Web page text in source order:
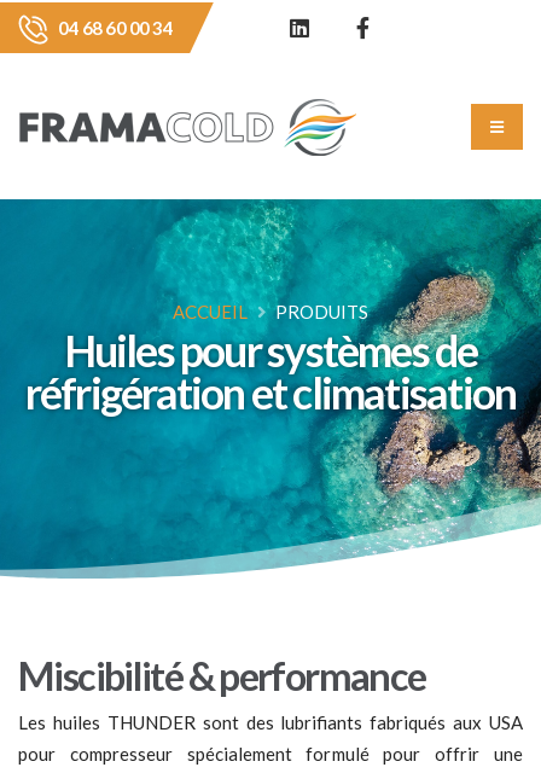
04 68 60 00 34
Huiles pour systèmes de
réfrigération et climatisation
ACCUEIL PRODUITS
Miscibilité & performance
Les huiles THUNDER sont des lubrifiants fabriqués aux USA
pour compresseur spécialement formulé pour offrir une